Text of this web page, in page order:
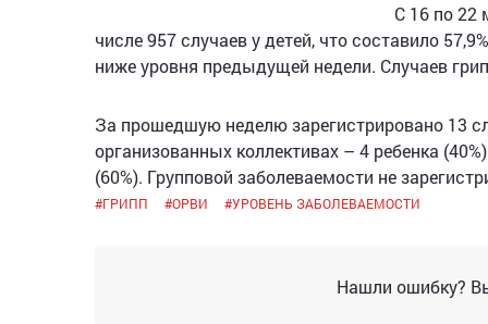
С 16 по 22
числе 957 случаев у детей, что составило
ниже уровня предыдущей недели. Случаев
За прошедшую неделю зарегистрировано 13
организованных коллективах – 4 ребенка
(60%). Групповой заболеваемости не
#ГРИПП #ОРВИ #УРОВЕНЬ ЗАБОЛЕВАЕМОСТИ
Нашли ошибку?